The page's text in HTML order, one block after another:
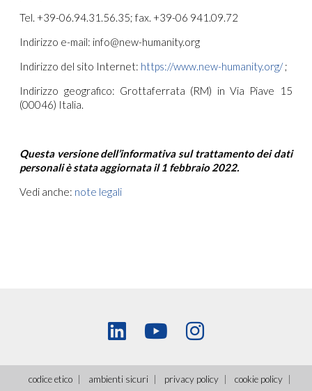
Tel. +39-06.94.31.56.35; fax. +39-06 941.09.72
Indirizzo e-mail: info@new-humanity.org
Indirizzo del sito Internet: https://www.new-humanity.org/;
Indirizzo geografico: Grottaferrata (RM) in Via Piave 15
(00046) Italia.
Questa versione dell’informativa sul trattamento dei dati
personali è stata aggiornata il 1 febbraio 2022.
Vedi anche: note legali
codice etico ambienti sicuri privacy policy cookie policy